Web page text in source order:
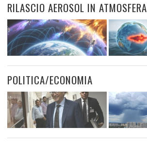
RILASCIO AEROSOL IN ATMOSFERA
POLITICA/ECONOMIA